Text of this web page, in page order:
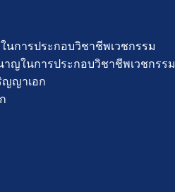
นการประกอบวิชาชีพเวชกรรม
ญในการประกอบวิชาชีพเวชกรรม
ญญาเอก